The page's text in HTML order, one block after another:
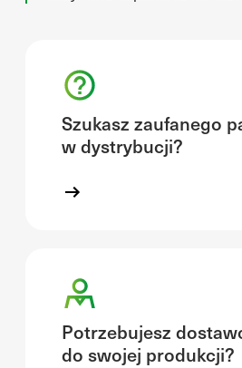
Szukasz zaufanego
w dystrybucji?
Potrzebujesz
do swojej produkcji?